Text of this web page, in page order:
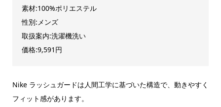
素材:100%ポリエステル
性別:メンズ
取扱案内:洗濯機洗い
価格:9,591円
Nike ラッシュガードは人間工学に基づいた構造で、動きやすく
フィット感があります。